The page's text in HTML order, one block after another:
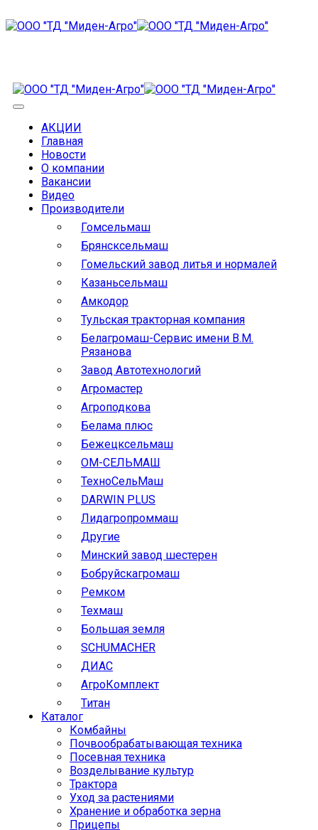
АКЦИИ
Главная
Новости
О компании
Вакансии
Видео
Производители
Гомсельмаш
Брянсксельмаш
Гомельский завод литья и нормалей
Казаньсельмаш
Амкодор
Тульская тракторная компания
Белагромаш-Сервис имени В.М.
Рязанова
Завод Автотехнологий
Агромастер
Агроподкова
Белама плюс
Бежецксельмаш
ОМ-СЕЛЬМАШ
ТехноСельМаш
DARWIN PLUS
Лидагропроммаш
Другие
Минский завод шестерен
Бобруйскагромаш
Ремком
Техмаш
Большая земля
SCHUMACHER
ДИАС
АгроКомплект
Титан
Каталог
Комбайны
Почвообрабатывающая техника
Посевная техника
Возделывание культур
Трактора
Уход за растениями
Хранение и обработка зерна
Прицепы